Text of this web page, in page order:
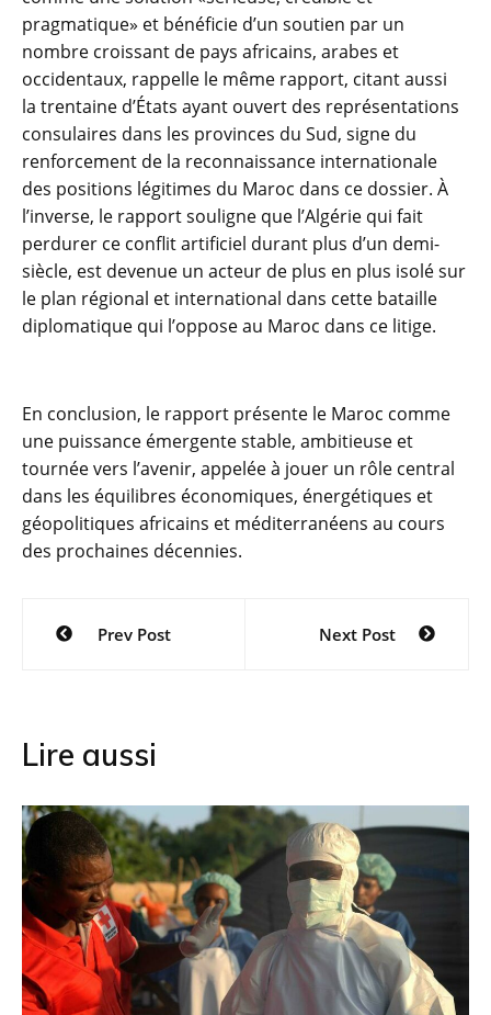
pragmatique» et bénéficie d’un soutien par un
nombre croissant de pays africains, arabes et
occidentaux, rappelle le même rapport, citant aussi
la trentaine d’États ayant ouvert des représentations
consulaires dans les provinces du Sud, signe du
renforcement de la reconnaissance internationale
des positions légitimes du Maroc dans ce dossier. À
l’inverse, le rapport souligne que l’Algérie qui fait
perdurer ce conflit artificiel durant plus d’un demi-
siècle, est devenue un acteur de plus en plus isolé sur
le plan régional et international dans cette bataille
diplomatique qui l’oppose au Maroc dans ce litige.
En conclusion, le rapport présente le Maroc comme
une puissance émergente stable, ambitieuse et
tournée vers l’avenir, appelée à jouer un rôle central
dans les équilibres économiques, énergétiques et
géopolitiques africains et méditerranéens au cours
des prochaines décennies.
Navigation
Prev Post Next Post
Lire aussi